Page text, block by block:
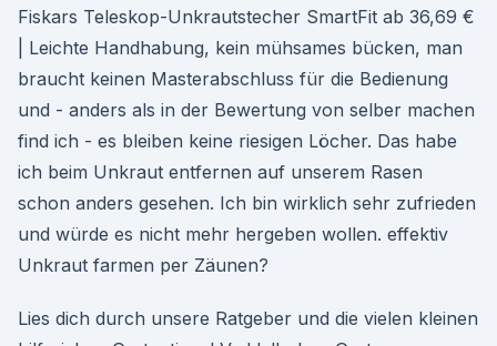
Fiskars Teleskop-Unkrautstecher SmartFit ab 36,69 €
| Leichte Handhabung, kein mühsames bücken, man
braucht keinen Masterabschluss für die Bedienung
und - anders als in der Bewertung von selber machen
find ich - es bleiben keine riesigen Löcher. Das habe
ich beim Unkraut entfernen auf unserem Rasen
schon anders gesehen. Ich bin wirklich sehr zufrieden
und würde es nicht mehr hergeben wollen. effektiv
Unkraut farmen per Zäunen?
Lies dich durch unsere Ratgeber und die vielen kleinen